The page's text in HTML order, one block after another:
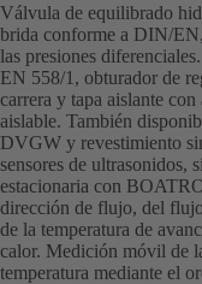
Válvula de equilibrado
brida conforme a DIN/
las presiones
EN 558/1, obturador de
carrera y tapa aislante
aislable. También
DVGW y revestimiento
sensores de
estacionaria con
dirección de flujo, del
de la temperatura de
calor. Medición móvil de
temperatura mediante el